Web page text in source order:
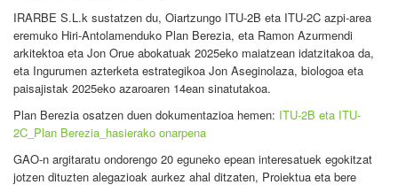
IRARBE S.L.k sustatzen du, Oiartzungo ITU-2B eta ITU-2C azpi-area
eremuko Hiri-Antolamenduko Plan Berezia, eta Ramon Azurmendi
arkitektoa eta Jon Orue abokatuak 2025eko maiatzean idatzitakoa da,
eta Ingurumen azterketa estrategikoa Jon Aseginolaza, biologoa eta
paisajistak 2025eko azaroaren 14ean sinatutakoa.
Plan Berezia osatzen duen dokumentazioa hemen: ITU-2B eta ITU-
2C_Plan Berezia_hasierako onarpena
GAO-n argitaratu ondorengo 20 eguneko epean interesatuek egokitzat
jotzen dituzten alegazioak aurkez ahal ditzaten, Proiektua eta bere